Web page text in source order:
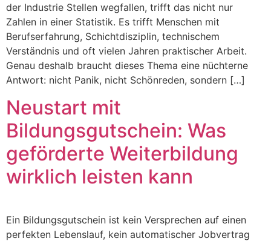
der Industrie Stellen wegfallen, trifft das nicht nur
Zahlen in einer Statistik. Es trifft Menschen mit
Berufserfahrung, Schichtdisziplin, technischem
Verständnis und oft vielen Jahren praktischer Arbeit.
Genau deshalb braucht dieses Thema eine nüchterne
Antwort: nicht Panik, nicht Schönreden, sondern […]
Neustart mit
Bildungsgutschein: Was
geförderte Weiterbildung
wirklich leisten kann
Ein Bildungsgutschein ist kein Versprechen auf einen
perfekten Lebenslauf, kein automatischer Jobvertrag